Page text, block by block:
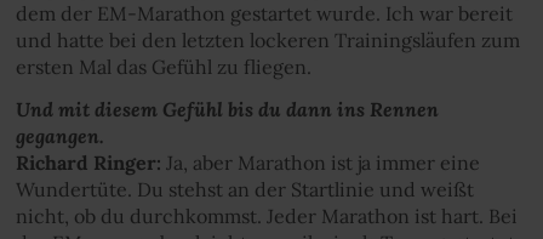
dem der EM-Marathon gestartet wurde. Ich war bereit
und hatte bei den letzten lockeren Trainingsläufen zum
ersten Mal das Gefühl zu fliegen.
Und mit diesem Gefühl bis du dann ins Rennen
gegangen.
Richard Ringer: Ja, aber Marathon ist ja immer eine
Wundertüte. Du stehst an der Startlinie und weißt
nicht, ob du durchkommst. Jeder Marathon ist hart. Bei